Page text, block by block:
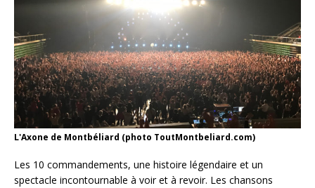
L'Axone de Montbéliard (photo ToutMontbeliard.com)
Les 10 commandements, une histoire légendaire et un
spectacle incontournable à voir et à revoir. Les chansons